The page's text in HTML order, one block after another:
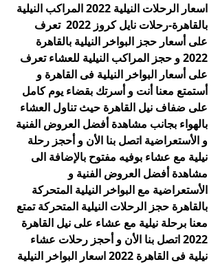
اسعار الرحلات النيلية 2022 المراكب النيلية
بالقاهرة-رحلات نايل كروز 2022  تعرف
على أسعار حجز البواخر النيلية بالقاهرة
2022 و حجز المراكب النيلية للعشاء تعرف
على أسعار البواخر النيلية فى القاهرة و
أستمتع معنا أنت و أسرتك بقضاء يوم كامل
على ضفاف نيل القاهرة حيث تناول العشاء
بالهواء بجانب مشاهدة أفضل العروض الفنية
و الأستعراضية اتصل بنا الأن و أحجز رحلة
نيلية مع عشاء بوفيه مفتوح بالإضافة الى
مشاهدة أفضل العروض الفنية و
الأستعراضية مع البواخر النيلية المتحركة
بالقاهرة حجز الرحلات النيلية المتحركة تمتع
معنا برحلة نيلية مع عشاء على نيل القاهرة
2022 اتصل بنا الأن و أحجز رحلات عشاء
نيلية فى القاهرة 2022 اسعار البواخر النيلية